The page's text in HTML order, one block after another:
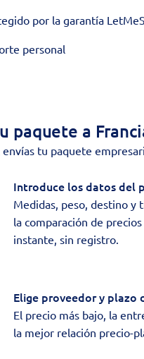
por la garantía
personal
paquete a
tu paquete
Introduce los datos del
Medidas, peso, destino y
la comparación de
instante, sin registro.
Elige proveedor y plazo
El precio más bajo, la
la mejor relación precio-